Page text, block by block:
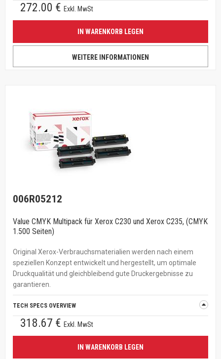
272.00 € Exkl. MwSt
IN WARENKORB LEGEN
WEITERE INFORMATIONEN
006R05212
Value CMYK Multipack für Xerox C230 und Xerox C235, (CMYK
1.500 Seiten)
Original Xerox-Verbrauchsmaterialien werden nach einem
speziellen Konzept entwickelt und hergestellt, um optimale
Druckqualität und gleichbleibend gute Druckergebnisse zu
garantieren.
TECH SPECS OVERVIEW
318.67 € Exkl. MwSt
IN WARENKORB LEGEN